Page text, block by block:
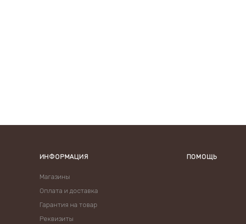
ИНФОРМАЦИЯ
Магазины
Оплата и доставка
Гарантия на товар
Реквизиты
ПОМОЩЬ